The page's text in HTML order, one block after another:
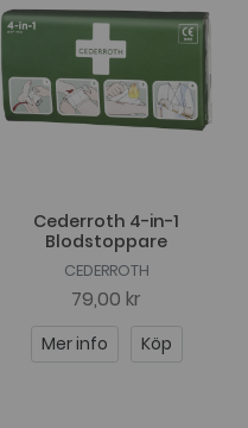
Cederroth 4-in-1
Blodstoppare
CEDERROTH
79,00 kr
Mer info Köp